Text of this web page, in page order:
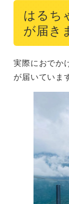
はるち
が届き
実際におでか
が届いていま